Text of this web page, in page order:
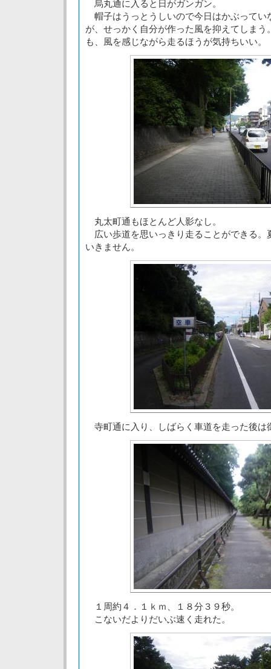
烏丸通に入ると日がガンガン。
帽子はうっとうしいので今日はかぶってい
が、せっかく自分が作った風を抑えてしまう
も、風を感じながら走るほうが気持ちいい。
丸太町通もほとんど人影なし。
広い歩道を思いっきり走ることができる。
いきません。
寺町通に入り、しばらく車道を走った後は
１周約４．１ｋｍ、１８分３９秒。
こないだよりだいぶ速く走れた。